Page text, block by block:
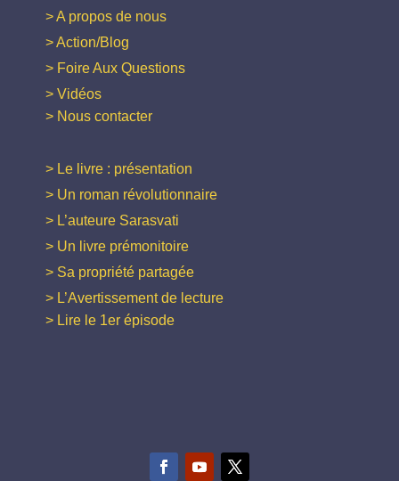
> A propos de nous
> Action/Blog
> Foire Aux Questions
> Vidéos
> Nous contacter
> Le livre : présentation
> Un roman révolutionnaire
> L’auteure Sarasvati
> Un livre prémonitoire
> Sa propriété partagée
> L’Avertissement de lecture
> Lire le 1er épisode